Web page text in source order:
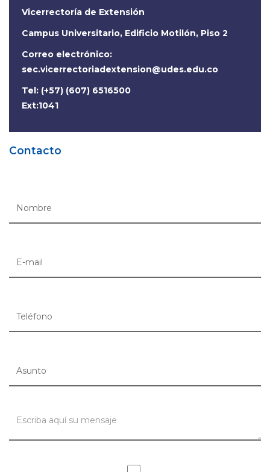
Vicerrectoría de Extensión
Campus Universitario, Edificio Motilón, Piso 2
Correo electrónico:
sec.vicerrectoriadextension@udes.edu.co
Tel: (+57) (607) 6516500
Ext:1041
Contacto